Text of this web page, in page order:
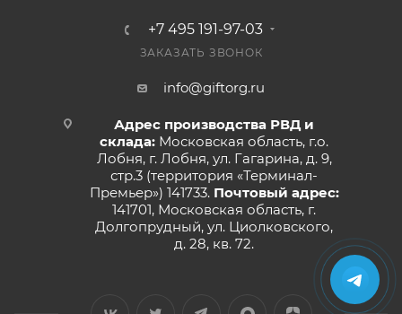
+7 495 191-97-03
ЗАКАЗАТЬ ЗВОНОК
info@giftorg.ru
Адрес производства РВД и
склада: Московская область, г.о.
Лобня, г. Лобня, ул. Гагарина, д. 9,
стр.3 (территория «Терминал-
Премьер») 141733. Почтовый адрес:
141701, Московская область, г.
Долгопрудный, ул. Циолковского,
д. 28, кв. 72.